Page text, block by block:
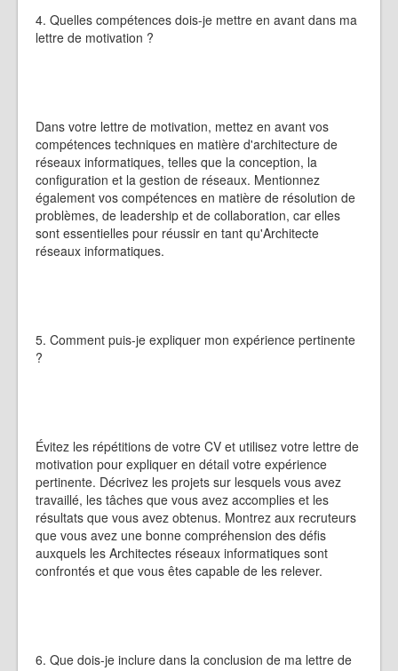
4. Quelles compétences dois-je mettre en avant dans ma
lettre de motivation ?
Dans votre lettre de motivation, mettez en avant vos
compétences techniques en matière d'architecture de
réseaux informatiques, telles que la conception, la
configuration et la gestion de réseaux. Mentionnez
également vos compétences en matière de résolution de
problèmes, de leadership et de collaboration, car elles
sont essentielles pour réussir en tant qu'Architecte
réseaux informatiques.
5. Comment puis-je expliquer mon expérience pertinente
?
Évitez les répétitions de votre CV et utilisez votre lettre de
motivation pour expliquer en détail votre expérience
pertinente. Décrivez les projets sur lesquels vous avez
travaillé, les tâches que vous avez accomplies et les
résultats que vous avez obtenus. Montrez aux recruteurs
que vous avez une bonne compréhension des défis
auxquels les Architectes réseaux informatiques sont
confrontés et que vous êtes capable de les relever.
6. Que dois-je inclure dans la conclusion de ma lettre de